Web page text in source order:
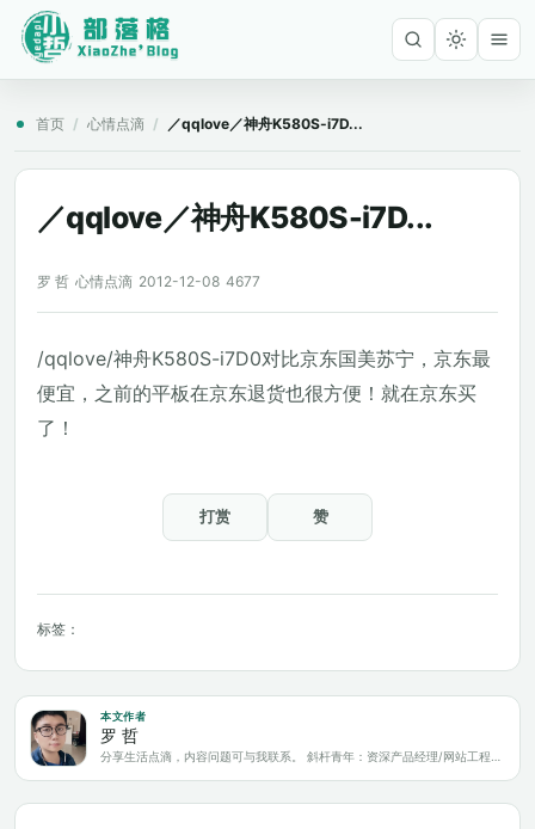
首页 / 心情点滴 / ／qqlove／神舟K580S-i7D...
／qqlove／神舟K580S-i7D...
罗 哲 心情点滴 2012-12-08 4677
/qqlove/神舟K580S-i7D0对比京东国美苏宁，京东最
便宜，之前的平板在京东退货也很方便！就在京东买
了！
打赏 赞
标签：
本文作者
罗 哲